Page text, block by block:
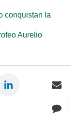
conquistan la
Aurelio